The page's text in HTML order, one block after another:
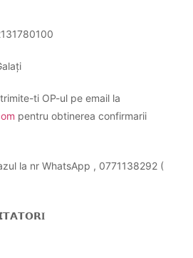
ti OP-ul pe email la
pentru obtinerea confirmarii
la nr WhatsApp , 0771138292 (
𝐈